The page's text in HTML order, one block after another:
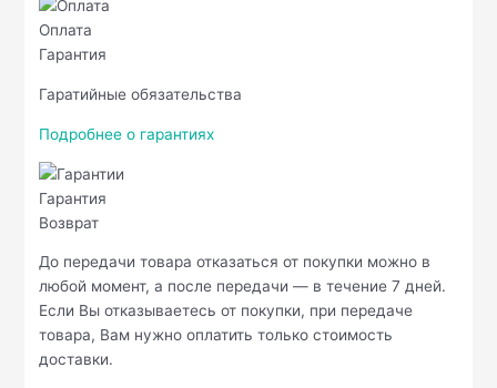
Оплата
Гарантия
Гаратийные обязательства
Подробнее о гарантиях
Гарантия
Возврат
До передачи товара отказаться от покупки можно в
любой момент, а после передачи — в течение 7 дней.
Если Вы отказываетесь от покупки, при передаче
товара, Вам нужно оплатить только стоимость
доставки.